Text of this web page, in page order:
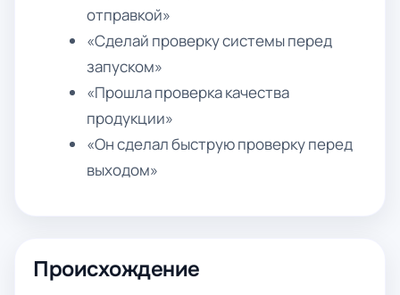
отправкой»
«Сделай проверку системы перед
запуском»
«Прошла проверка качества
продукции»
«Он сделал быструю проверку перед
выходом»
Происхождение